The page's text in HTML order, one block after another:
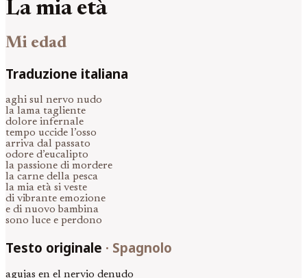
La mia età
Mi edad
Traduzione italiana
aghi sul nervo nudo
la lama tagliente
dolore infernale
tempo uccide l’osso
arriva dal passato
odore d’eucalipto
la passione di mordere
la carne della pesca
la mia età si veste
di vibrante emozione
e di nuovo bambina
sono luce e perdono
Testo originale · Spagnolo
agujas en el nervio denudo